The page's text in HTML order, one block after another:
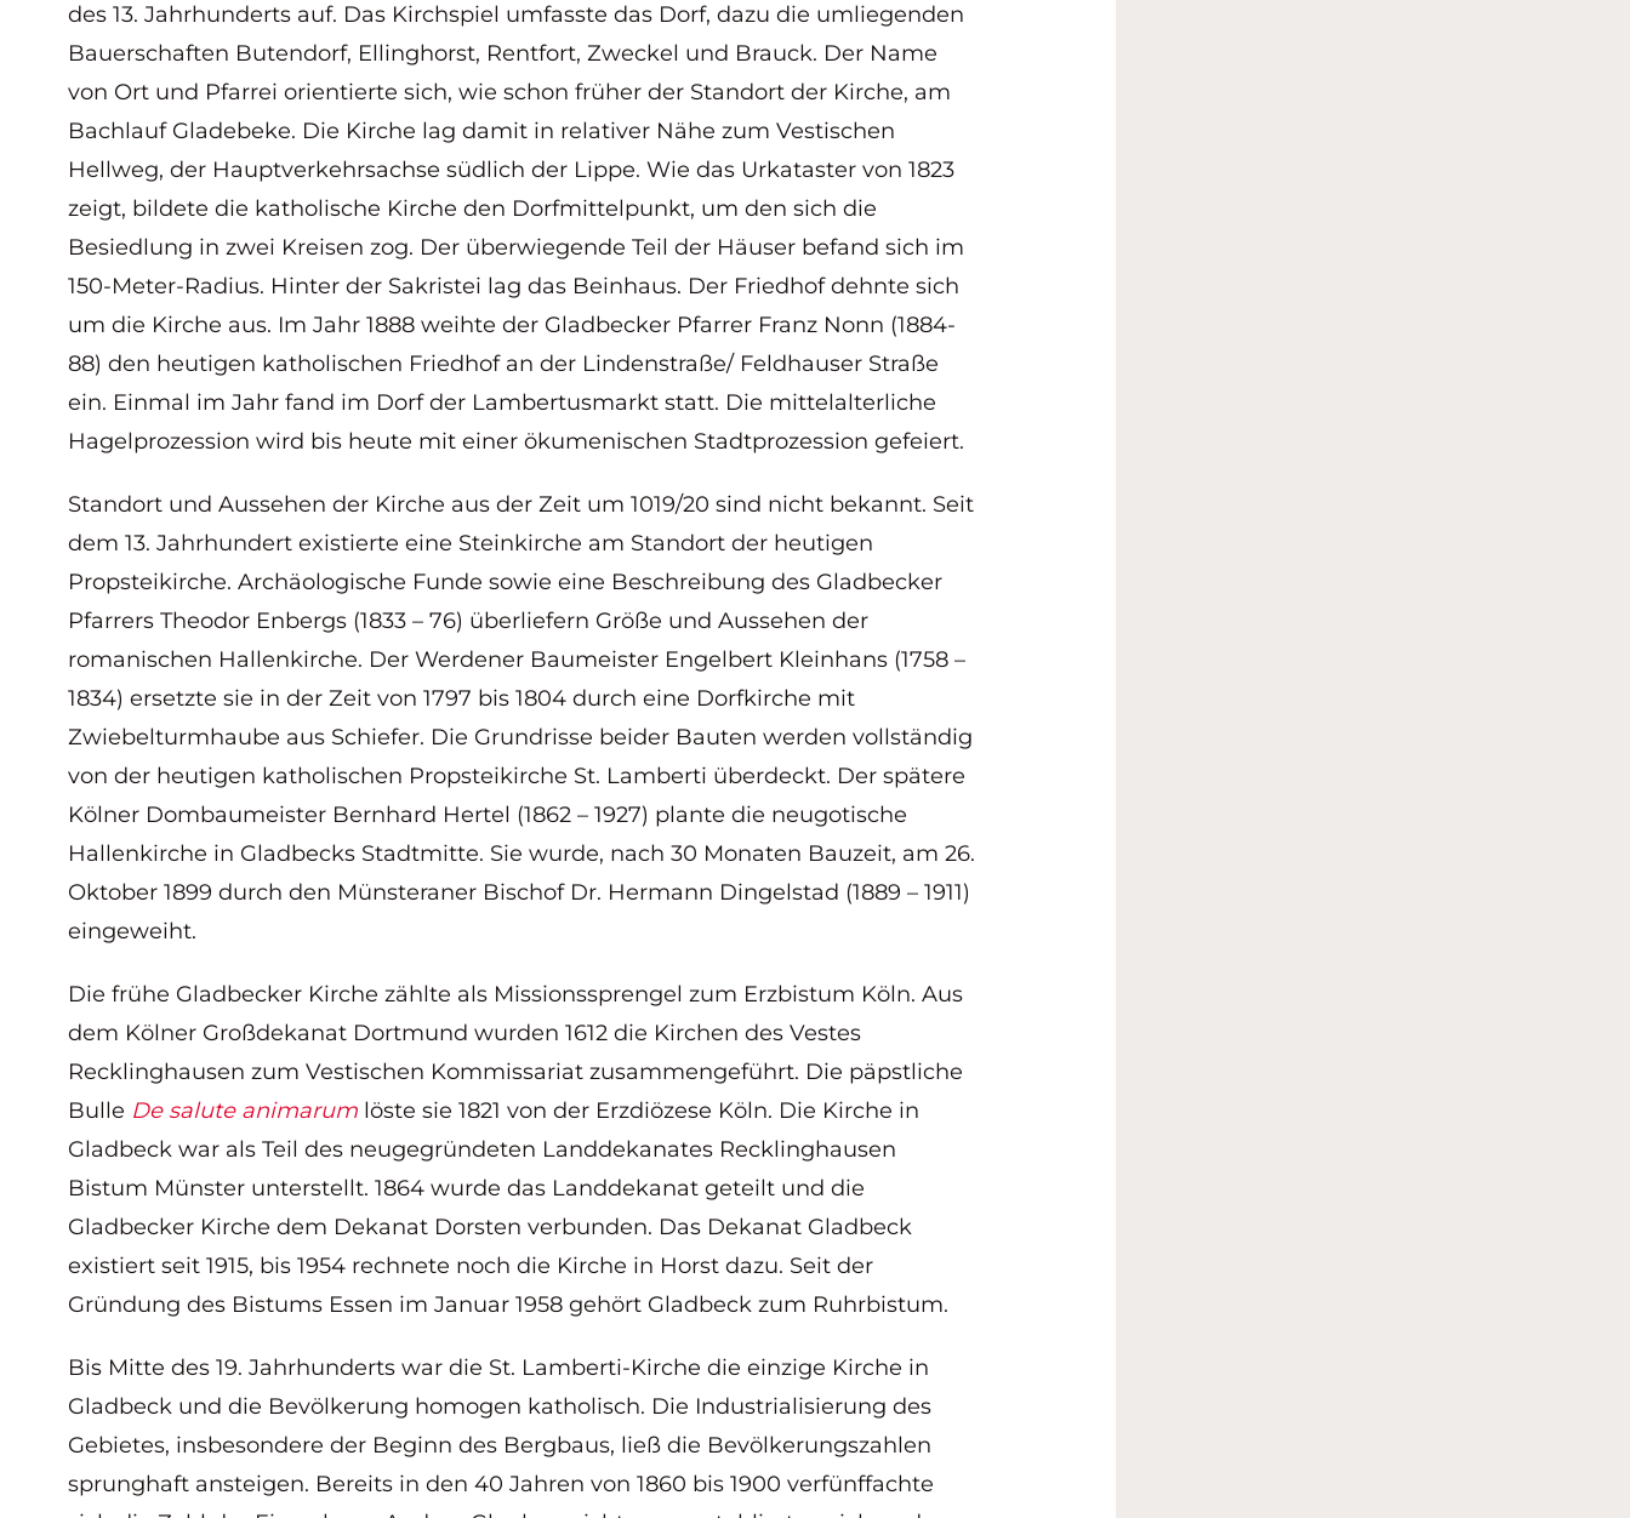
des 13. Jahrhunderts auf. Das Kirchspiel umfasste das Dorf, dazu die umliegenden
Bauerschaften Butendorf, Ellinghorst, Rentfort, Zweckel und Brauck. Der Name
von Ort und Pfarrei orientierte sich, wie schon früher der Standort der Kirche, am
Bachlauf Gladebeke. Die Kirche lag damit in relativer Nähe zum Vestischen
Hellweg, der Hauptverkehrsachse südlich der Lippe. Wie das Urkataster von 1823
zeigt, bildete die katholische Kirche den Dorfmittelpunkt, um den sich die
Besiedlung in zwei Kreisen zog. Der überwiegende Teil der Häuser befand sich im
150-Meter-Radius. Hinter der Sakristei lag das Beinhaus. Der Friedhof dehnte sich
um die Kirche aus. Im Jahr 1888 weihte der Gladbecker Pfarrer Franz Nonn (1884-
88) den heutigen katholischen Friedhof an der Lindenstraße/ Feldhauser Straße
ein. Einmal im Jahr fand im Dorf der Lambertusmarkt statt. Die mittelalterliche
Hagelprozession wird bis heute mit einer ökumenischen Stadtprozession gefeiert.
Standort und Aussehen der Kirche aus der Zeit um 1019/20 sind nicht bekannt. Seit
dem 13. Jahrhundert existierte eine Steinkirche am Standort der heutigen
Propsteikirche. Archäologische Funde sowie eine Beschreibung des Gladbecker
Pfarrers Theodor Enbergs (1833 – 76) überliefern Größe und Aussehen der
romanischen Hallenkirche. Der Werdener Baumeister Engelbert Kleinhans (1758 –
1834) ersetzte sie in der Zeit von 1797 bis 1804 durch eine Dorfkirche mit
Zwiebelturmhaube aus Schiefer. Die Grundrisse beider Bauten werden vollständig
von der heutigen katholischen Propsteikirche St. Lamberti überdeckt. Der spätere
Kölner Dombaumeister Bernhard Hertel (1862 – 1927) plante die neugotische
Hallenkirche in Gladbecks Stadtmitte. Sie wurde, nach 30 Monaten Bauzeit, am 26.
Oktober 1899 durch den Münsteraner Bischof Dr. Hermann Dingelstad (1889 – 1911)
eingeweiht.
Die frühe Gladbecker Kirche zählte als Missionssprengel zum Erzbistum Köln. Aus
dem Kölner Großdekanat Dortmund wurden 1612 die Kirchen des Vestes
Recklinghausen zum Vestischen Kommissariat zusammengeführt. Die päpstliche
Bulle De salute animarum löste sie 1821 von der Erzdiözese Köln. Die Kirche in
Gladbeck war als Teil des neugegründeten Landdekanates Recklinghausen
Bistum Münster unterstellt. 1864 wurde das Landdekanat geteilt und die
Gladbecker Kirche dem Dekanat Dorsten verbunden. Das Dekanat Gladbeck
existiert seit 1915, bis 1954 rechnete noch die Kirche in Horst dazu. Seit der
Gründung des Bistums Essen im Januar 1958 gehört Gladbeck zum Ruhrbistum.
Bis Mitte des 19. Jahrhunderts war die St. Lamberti-Kirche die einzige Kirche in
Gladbeck und die Bevölkerung homogen katholisch. Die Industrialisierung des
Gebietes, insbesondere der Beginn des Bergbaus, ließ die Bevölkerungszahlen
sprunghaft ansteigen. Bereits in den 40 Jahren von 1860 bis 1900 verfünffachte